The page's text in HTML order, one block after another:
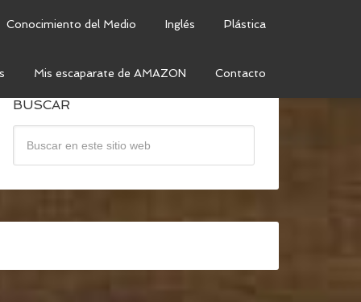
Conocimiento del Medio Inglés Plástica
Mis escaparate de AMAZON Contacto
BUSCAR